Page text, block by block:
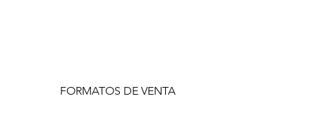
FORMATOS DE VENTA